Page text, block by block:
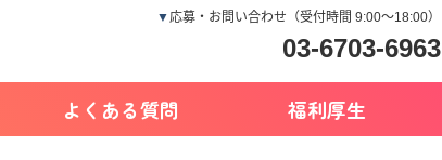
▼応募・お問い合わせ（受付時間 9:00～18:00）
03-6703-6963
よくある質問 福利厚生